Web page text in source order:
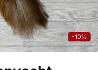
-10%